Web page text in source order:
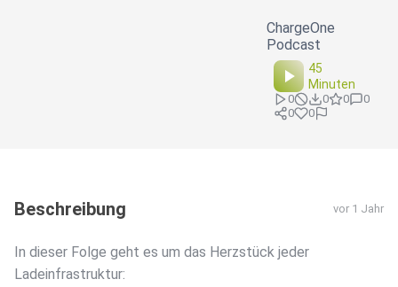
ChargeOne
Podcast
45
Minuten
0 0 0
0
0
0
Beschreibung vor 1 Jahr
In dieser Folge geht es um das Herzstück jeder
Ladeinfrastruktur: